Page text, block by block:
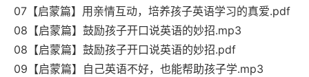
07【启蒙篇】用亲情互动，培养孩子英语学习的真爱.pdf
08【启蒙篇】鼓励孩子开口说英语的妙招.mp3
08【启蒙篇】鼓励孩子开口说英语的妙招.pdf
09【启蒙篇】自己英语不好，也能帮助孩子学.mp3